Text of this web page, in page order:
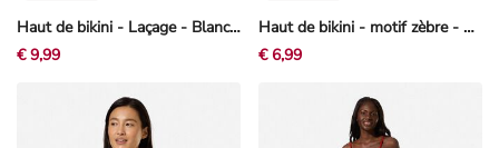
Haut de bikini - Laçage - Blanc cassé
€ 9,99
Haut de bikini - motif zèbre - noir
€ 6,99